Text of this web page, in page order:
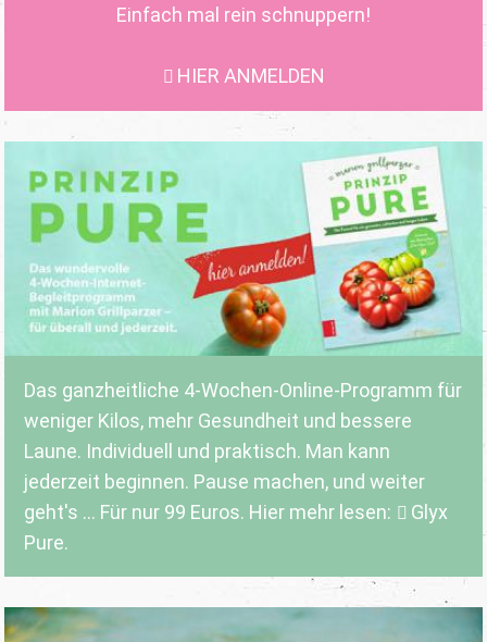
Einfach mal rein schnuppern!
HIER ANMELDEN
Das ganzheitliche 4-Wochen-Online-Programm für
weniger Kilos, mehr Gesundheit und bessere
Laune. Individuell und praktisch. Man kann
jederzeit beginnen. Pause machen, und weiter
geht's ... Für nur 99 Euros. Hier mehr lesen:
Glyx
Pure.